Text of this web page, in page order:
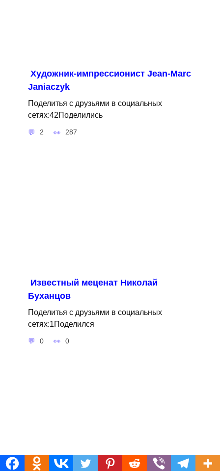
Художник-импрессионист Jean-Marc
Janiaczyk
Поделитья с друзьями в социальных
сетях:42Поделились
2 287
Известный меценат Николай
Буханцов
Поделитья с друзьями в социальных
сетях:1Поделился
0 0